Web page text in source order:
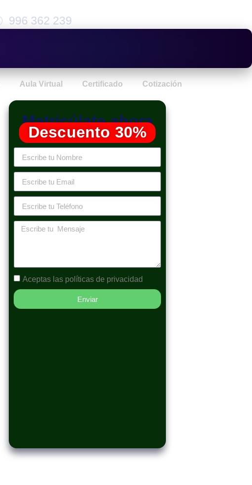
996 362 239
Aula Virtual Certificado Cotización
Matricúlate ahora
Descuento 30%
Aceptas las políticas de privacidad
Enviar